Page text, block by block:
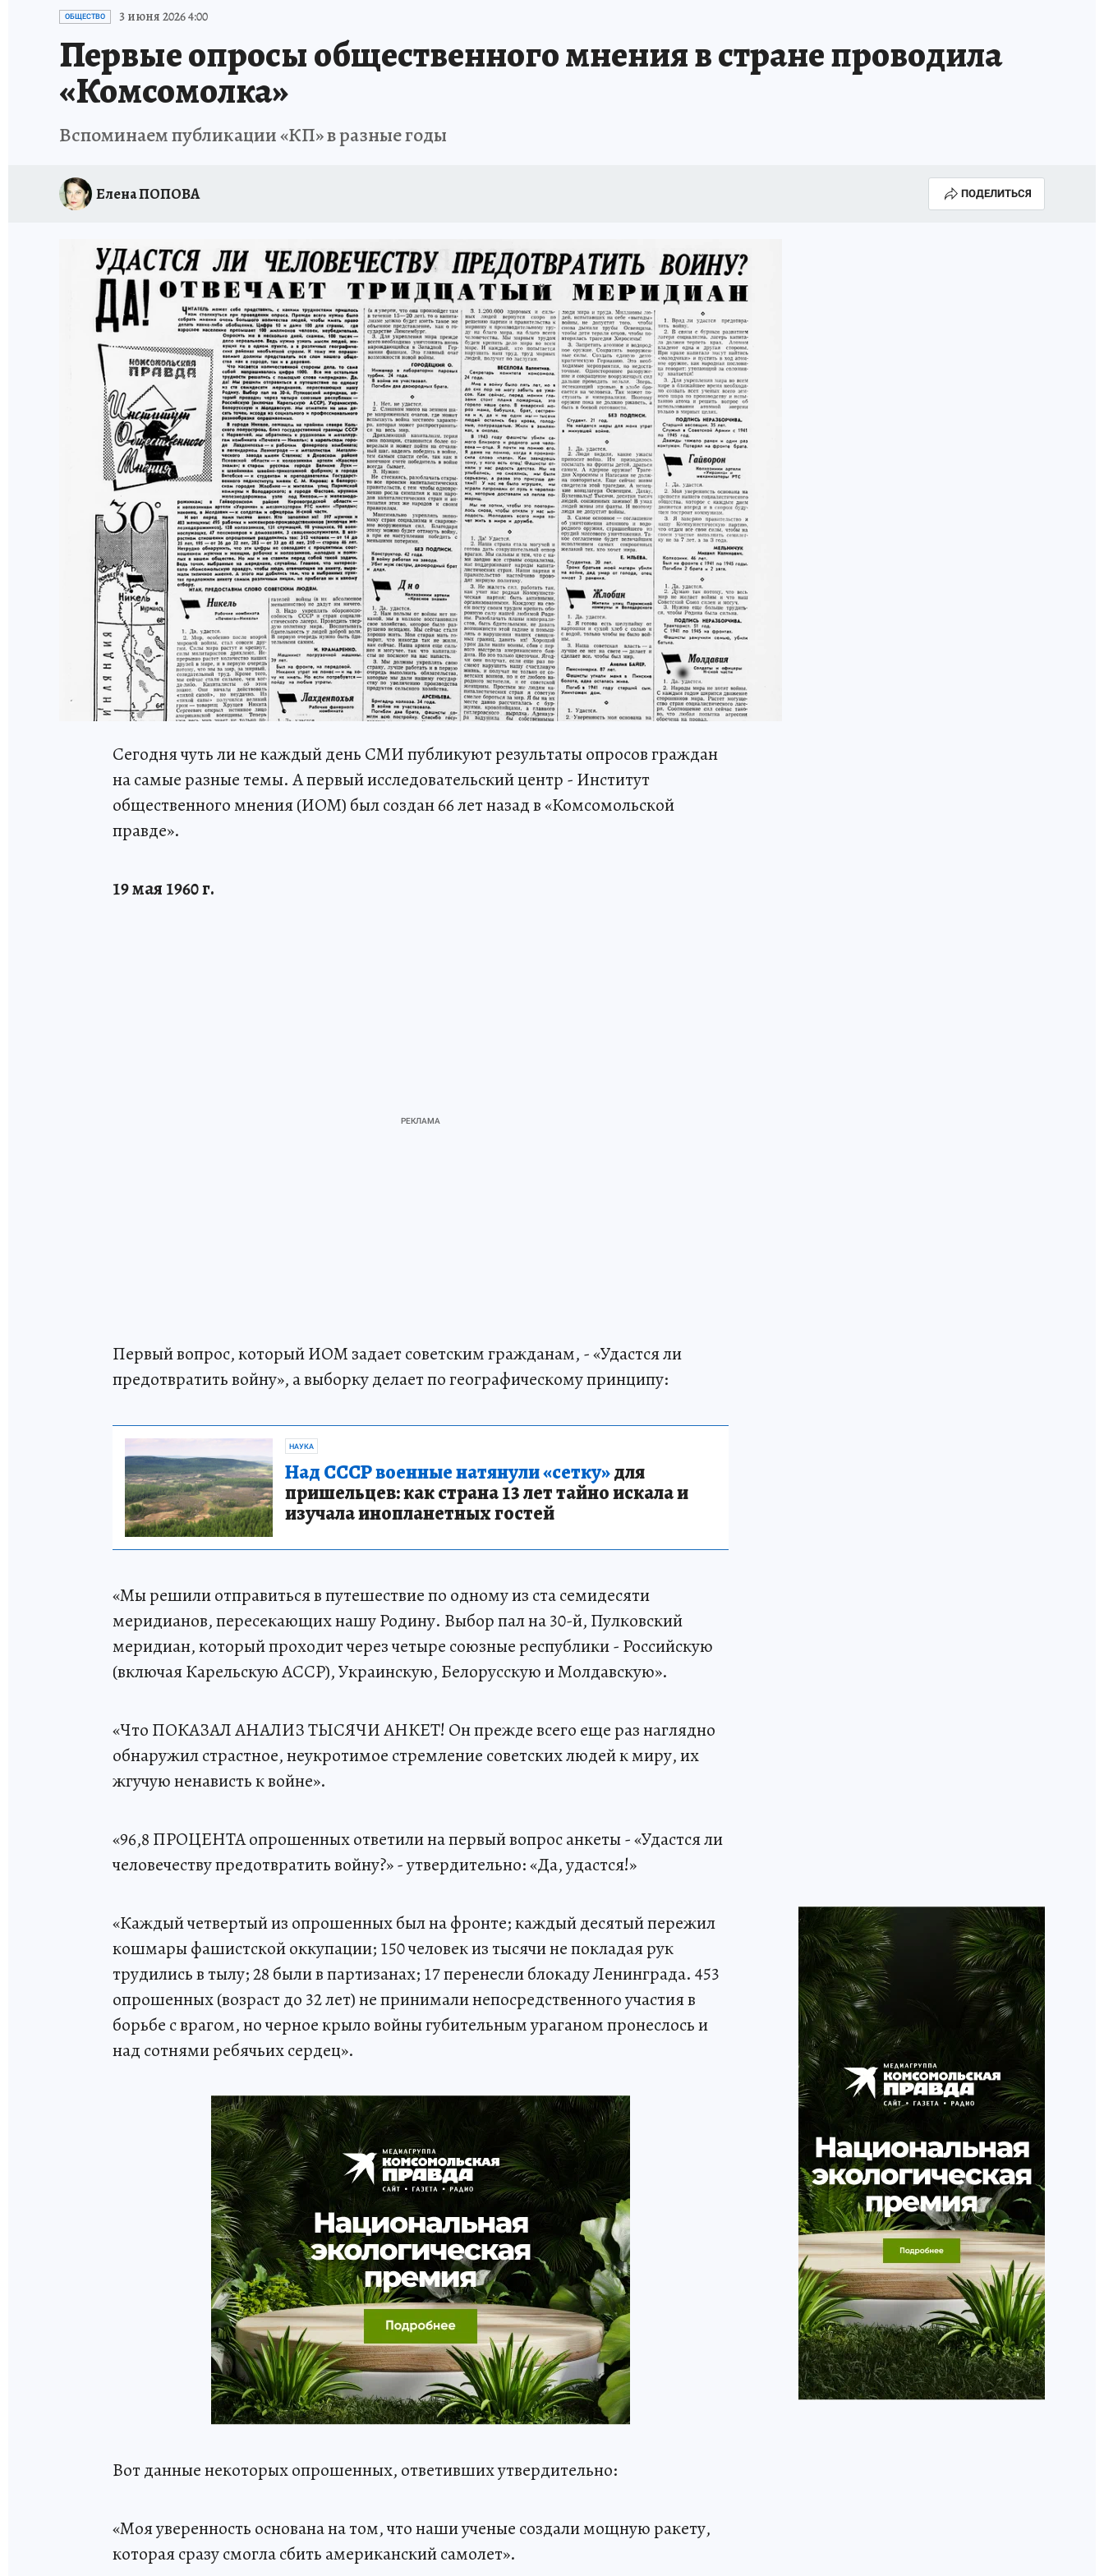
ИСПЫТАНО НА СЕБЕ
ОБЩЕСТВО 3 июня 2026 4:00
Первые опросы общественного мнения в стране проводила
«Комсомолка»
Вспоминаем публикации «КП» в разные годы
Елена ПОПОВА ПОДЕЛИТЬСЯ
Сегодня чуть ли не каждый день СМИ публикуют результаты опросов граждан
на самые разные темы. А первый исследовательский центр - Институт
общественного мнения (ИОМ) был создан 66 лет назад в «Комсомольской
правде».
19 мая 1960 г.
Первый вопрос, который ИОМ задает советским гражданам, - «Удастся ли
предотвратить войну», а выборку делает по географическому принципу:
НАУКА
Над СССР военные натянули «сетку»для
пришельцев: как страна 13 лет тайно искала и
изучала инопланетных гостей
«Мы решили отправиться в путешествие по одному из ста семидесяти
меридианов, пересекающих нашу Родину. Выбор пал на 30-й, Пулковский
меридиан, который проходит через четыре союзные республики - Российскую
(включая Карельскую АССР), Украинскую, Белорусскую и Молдавскую».
«Что ПОКАЗАЛ АНАЛИЗ ТЫСЯЧИ АНКЕТ! Он прежде всего еще раз наглядно
обнаружил страстное, неукротимое стремление советских людей к миру, их
жгучую ненависть к войне».
«96,8 ПРОЦЕНТА опрошенных ответили на первый вопрос анкеты - «Удастся ли
человечеству предотвратить войну?» - утвердительно: «Да, удастся!»
«Каждый четвертый из опрошенных был на фронте; каждый десятый пережил
кошмары фашистской оккупации; 150 человек из тысячи не покладая рук
трудились в тылу; 28 были в партизанах; 17 перенесли блокаду Ленинграда. 453
опрошенных (возраст до 32 лет) не принимали непосредственного участия в
борьбе с врагом, но черное крыло войны губительным ураганом пронеслось и
над сотнями ребячьих сердец».
Вот данные некоторых опрошенных, ответивших утвердительно:
«Моя уверенность основана на том, что наши ученые создали мощную ракету,
которая сразу смогла сбить американский самолет».